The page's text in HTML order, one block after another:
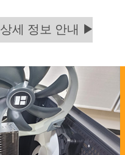
상세 정보 안내 ▶